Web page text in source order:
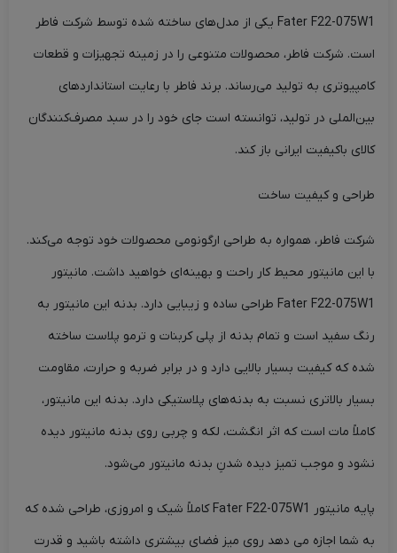
Fater F22-075W1 یکی از مدل‌های ساخته شده توسط شرکت فاطر
است. شرکت فاطر، محصولات متنوعی را در زمینه تجهیزات و قطعات
کامپیوتری به تولید می‌رساند. برند فاطر با رعایت استانداردهای
بین‌الملی در تولید، توانسته است جای خود را در سبد مصرف‌کنندگان
کالای باکیفیت ایرانی باز کند.
طراحی و کیفیت ساخت
شرکت فاطر، همواره به طراحی ارگونومی محصولات خود توجه می‌کند.
با این مانیتور محیط کار راحت و بهینه‌ای خواهید داشت. مانیتور
Fater F22-075W1 طراحی ساده و زیبایی دارد. بدنه این مانیتور به
رنگ سفید است و تمام بدنه از پلی کربنات و ترمو پلاست ساخته
شده که کیفیت بسیار بالایی دارد و در برابر ضربه و حرارت، مقاومت
بسیار بالاتری نسبت به بدنه‌های پلاستیکی دارد. بدنه این مانیتور،
کاملاً مات است که اثر انگشت، لکه و چربی روی بدنه مانیتور دیده
نشود و موجب تمیز دیده شدنِ بدنه مانیتور می‌شود.
پایه مانیتور Fater F22-075W1 کاملاً شیک و امروزی، طراحی شده که
به شما اجازه می دهد روی میز فضای بیشتری داشته باشید و قدرت